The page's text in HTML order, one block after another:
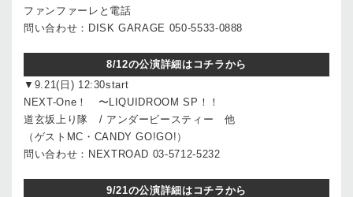
ファンファーレと電話
問い合わせ：DISK GARAGE 050-5533-0888
8/12の公演詳細はコチラから
▼9.21(日) 12:30start
NEXT-One！ 〜LIQUIDROOM SP！！
道玄坂上り隊 / アンダービースティー 他
（ゲストMC・CANDY GO!GO!）
問い合わせ：NEXTROAD 03-5712-5232
9/21の公演詳細はコチラから